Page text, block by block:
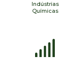
Indústrias
Químicas
mais…